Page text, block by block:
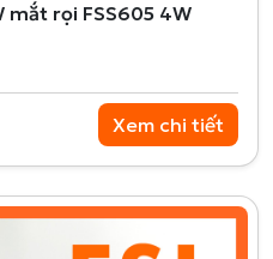
mắt rọi FSS605 4W
Xem chi tiết